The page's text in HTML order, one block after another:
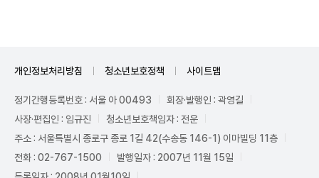
개인정보처리방침 청소년보호정책 사이트맵
정기간행등록번호 : 서울 아 00493
회장·발행인 : 곽영길
사장·편집인 : 임규진
청소년보호책임자 : 전운
주소 : 서울특별시 종로구 종로 1길 42(수송동 146-1) 이마빌딩 11층
전화 : 02-767-1500
발행일자 : 2007년 11월 15일